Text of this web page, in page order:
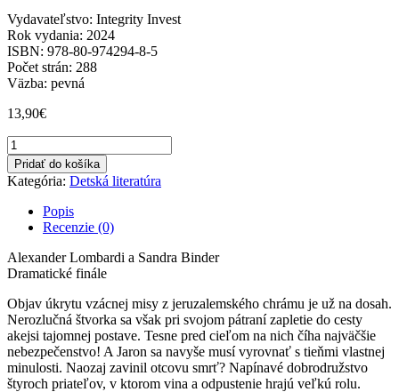
Vydavateľstvo: Integrity Invest
Rok vydania: 2024
ISBN: 978-80-974294-8-5
Počet strán: 288
Väzba: pevná
13,90€
množstvo
Nerozlučná
4
ka
(4.diel)
Strážca
misy
Pridať do košíka
Kategória: Detská literatúra
Popis
Recenzie (0)
Alexander Lombardi a Sandra Binder
Dramatické finále
Objav úkrytu vzácnej misy z jeruzalemského chrámu je už na dosah.
Nerozlučná štvorka sa však pri svojom pátraní zapletie do cesty
akejsi tajomnej postave. Tesne pred cieľom na nich číha najväčšie
nebezpečenstvo! A Jaron sa navyše musí vyrovnať s tieňmi vlastnej
minulosti. Naozaj zavinil otcovu smrť? Napínavé dobrodružstvo
štyroch priateľov, v ktorom vina a odpustenie hrajú veľkú rolu.